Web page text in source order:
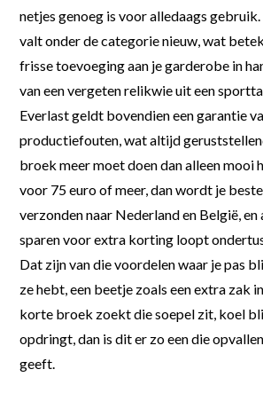
netjes genoeg is voor alledaags
valt onder de categorie nieuw, wat
frisse toevoeging aan je garderobe in
van een vergeten relikwie uit een
Everlast geldt bovendien een garantie
productiefouten, wat altijd
broek meer moet doen dan alleen mooi
voor 75 euro of meer, dan wordt je
verzonden naar Nederland en België,
sparen voor extra korting loopt
Dat zijn van die voordelen waar je pas
ze hebt, een beetje zoals een extra zak
korte broek zoekt die soepel zit, koel
opdringt, dan is dit er zo een die
geeft.